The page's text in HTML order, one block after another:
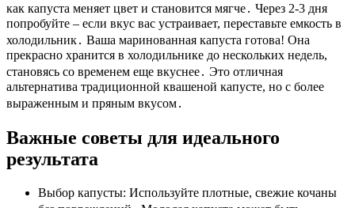
как капуста меняет цвет и становится мягче․ Через 2-3 дня
попробуйте – если вкус вас устраивает, переставьте емкость в
холодильник․ Ваша маринованная капуста готова! Она
прекрасно хранится в холодильнике до нескольких недель,
становясь со временем еще вкуснее․ Это отличная
альтернатива традиционной квашеной капусте, но с более
выраженным и пряным вкусом․
Важные советы для идеального
результата
Выбор капусты: Используйте плотные, свежие кочаны